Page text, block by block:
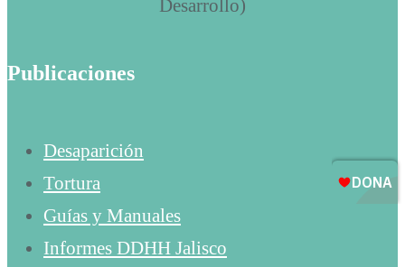
Publicaciones
Desaparición
Tortura
Guías y Manuales
Informes DDHH Jalisco